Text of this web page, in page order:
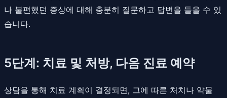
나 불편했던 증상에 대해 충분히 질문하고 답변을 들을 수 있
습니다.
5단계: 치료 및 처방, 다음 진료 예약
상담을 통해 치료 계획이 결정되면, 그에 따른 처치나 약물